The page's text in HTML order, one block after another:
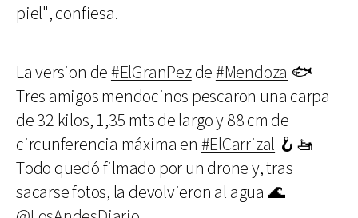
piel", confiesa.
La version de#ElGranPezde#Mendoza 🐟
Tres amigos mendocinos pescaron una carpa
de 32 kilos, 1,35 mts de largo y 88 cm de
circunferencia máxima en #ElCarrizal 🪝🚤
Todo quedó filmado por un drone y, tras
sacarse fotos, la devolvieron al agua 🌊